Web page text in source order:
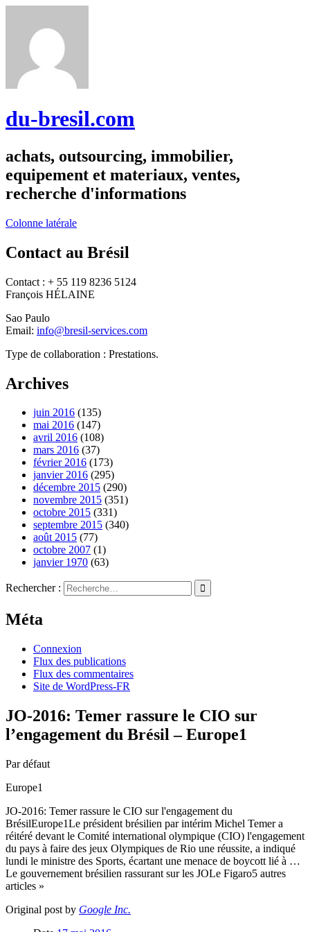
du-bresil.com
achats, outsourcing, immobilier,
equipement et materiaux, ventes,
recherche d'informations
Colonne latérale
Contact au Brésil
Contact : + 55 119 8236 5124
François HÉLAINE
Sao Paulo
Email: info@bresil-services.com
Type de collaboration : Prestations.
Archives
juin 2016 (135)
mai 2016 (147)
avril 2016 (108)
mars 2016 (37)
février 2016 (173)
janvier 2016 (295)
décembre 2015 (290)
novembre 2015 (351)
octobre 2015 (331)
septembre 2015 (340)
août 2015 (77)
octobre 2007 (1)
janvier 1970 (63)
Rechercher :
Méta
Connexion
Flux des publications
Flux des commentaires
Site de WordPress-FR
JO-2016: Temer rassure le CIO sur
l’engagement du Brésil – Europe1
Par défaut
Europe1
JO-2016: Temer rassure le CIO sur l'engagement du
BrésilEurope1Le président brésilien par intérim Michel Temer a
réitéré devant le Comité international olympique (CIO) l'engagement
du pays à faire des jeux Olympiques de Rio une réussite, a indiqué
lundi le ministre des Sports, écartant une menace de boycott lié à …
Le gouvernement brésilien rassurant sur les JOLe Figaro5 autres
articles »
Original post by Google Inc.